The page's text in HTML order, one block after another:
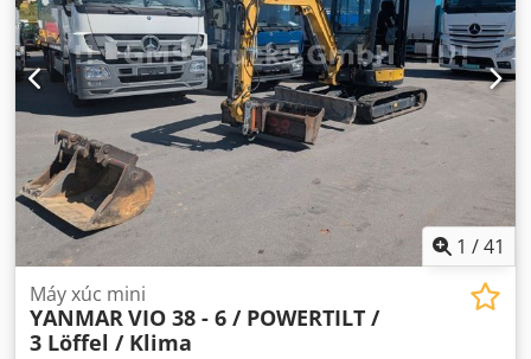
1 /41
Máy xúc mini
YANMARVIO 38 - 6 / POWERTILT /
3 Löffel / Klima